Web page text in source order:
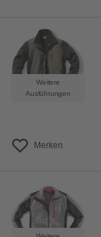
Weitere
Ausführungen
Merken